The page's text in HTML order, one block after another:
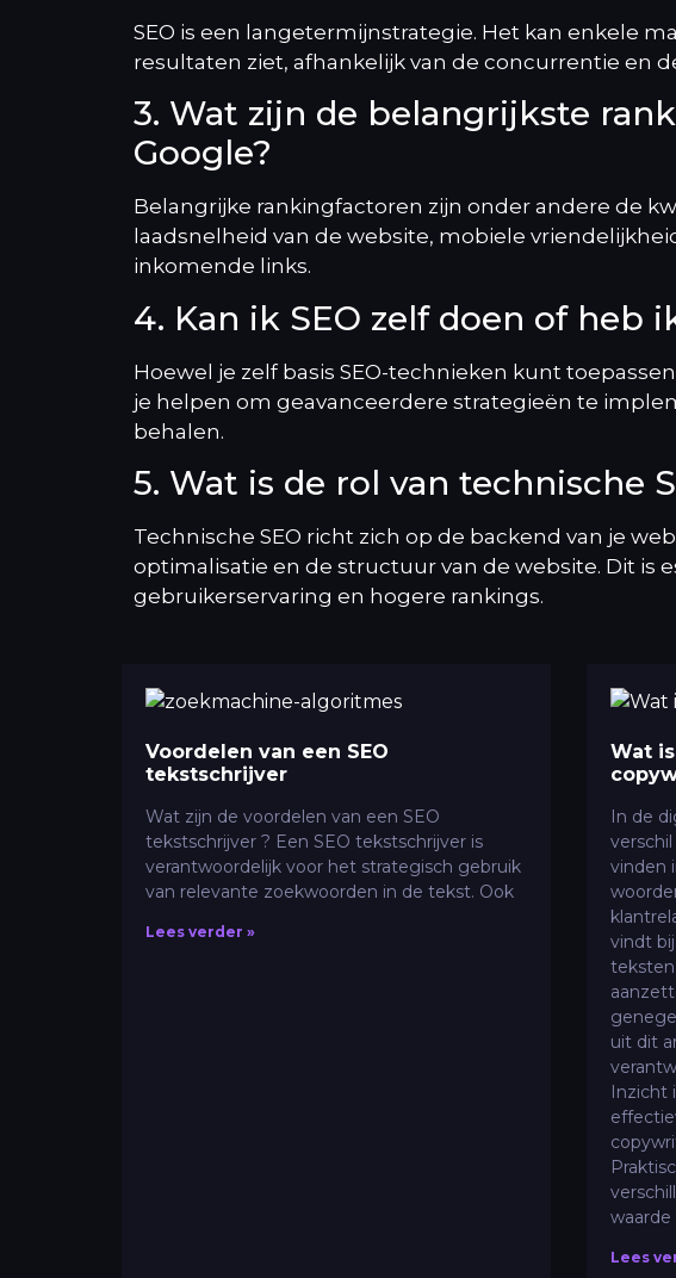
SEO is een langetermijnstrategie. Het kan enkele
resultaten ziet, afhankelijk van de concurrentie en
3. Wat zijn de belangrijkste
Google?
Belangrijke rankingfactoren zijn onder andere de
laadsnelheid van de website, mobiele
inkomende links.
4. Kan ik SEO zelf doen of heb
Hoewel je zelf basis SEO-technieken kunt
je helpen om geavanceerdere strategieën te
behalen.
5. Wat is de rol van technische
Technische SEO richt zich op de backend van je
optimalisatie en de structuur van de website. Dit is
gebruikerservaring en hogere rankings.
Voordelen van een SEO
tekstschrijver
Wat zijn de voordelen van een SEO
tekstschrijver ? Een SEO tekstschrijver is
verantwoordelijk voor het strategisch gebruik
van relevante zoekwoorden in de tekst. Ook
Lees verder »
Wat
In de
vinden
vindt
uit dit
Inzicht
waarde
Lees